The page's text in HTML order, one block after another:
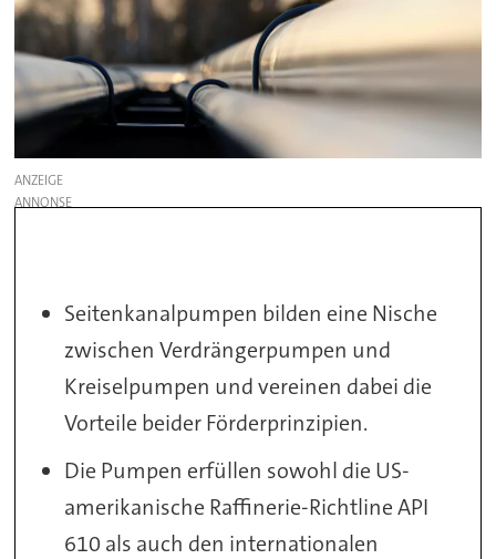
ANZEIGE
Seitenkanalpumpen bilden eine Nische
zwischen Verdrängerpumpen und
Kreiselpumpen und vereinen dabei die
Vorteile beider Förderprinzipien.
Die Pumpen erfüllen sowohl die US-
amerikanische Raffinerie-Richtline API
610 als auch den internationalen